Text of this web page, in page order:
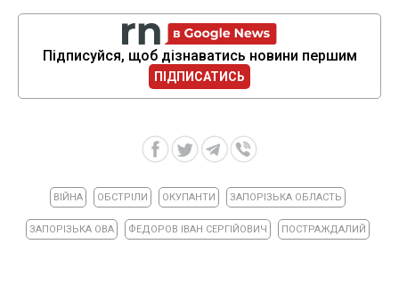
Підписуйся, щоб дізнаватись новини першим
ПІДПИСАТИСЬ
ВІЙНА ОБСТРІЛИ ОКУПАНТИ ЗАПОРІЗЬКА ОБЛАСТЬ
ЗАПОРІЗЬКА ОВА ФЕДОРОВ ІВАН СЕРГІЙОВИЧ ПОСТРАЖДАЛИЙ